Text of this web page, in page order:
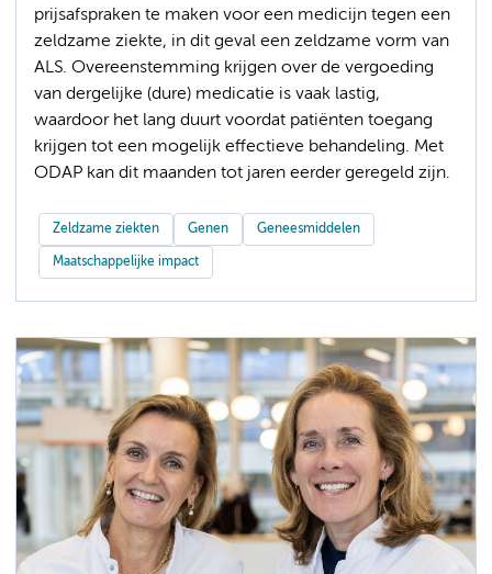
prijsafspraken te maken voor een medicijn tegen een
zeldzame ziekte, in dit geval een zeldzame vorm van
ALS. Overeenstemming krijgen over de vergoeding
van dergelijke (dure) medicatie is vaak lastig,
waardoor het lang duurt voordat patiënten toegang
krijgen tot een mogelijk effectieve behandeling. Met
ODAP kan dit maanden tot jaren eerder geregeld zijn.
Zeldzame ziekten Genen Geneesmiddelen
Maatschappelijke impact